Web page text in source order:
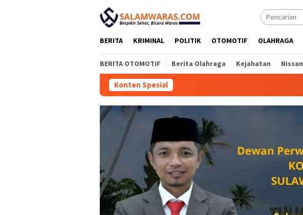
BERITA KRIMINAL POLITIK OTOMOTIF OLAHRAGA
BERITA OTOMOTIF Berita Olahraga Kejahatan Nissan
Konten Spesial